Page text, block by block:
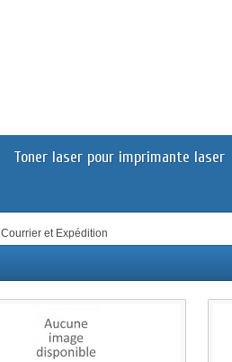
Toner laser pour imprimante laser
Courrier et Expédition